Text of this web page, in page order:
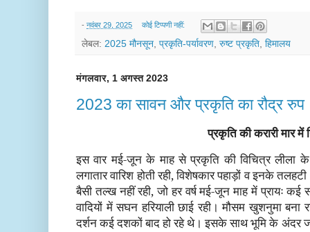
- नवंबर 29, 2025 कोई टिप्पणी नहीं:
लेबल: 2025 मौनसून प्रकृति-पर्यावरण रुष्ट प्रकृति हिमालय
मंगलवार, 1 अगस्त 2023
2023 का सावन और प्रकृति का रौद्र रुप
प्रकृति की करारी मार
इस वार मई-जून के माह से प्रकृति की विचित्र लीला के
लगातार वारिश होती रही, विशेषकार पहाड़ों व इनके
बैसी तल्ख नहीं रही, जो हर वर्ष मई-जून माह में प्रायः कई
वादियों में सघन हरियाली छाई रही। मौसम खुशनुमा बना
दर्शन कई दशकों बाद हो रहे थे। इसके साथ भूमि के अंदर